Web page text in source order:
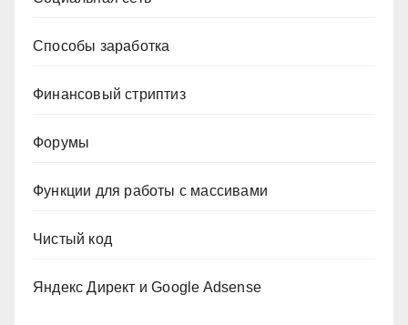
Способы заработка
Финансовый стриптиз
Форумы
Функции для работы с массивами
Чистый код
Яндекс Директ и Google Adsense